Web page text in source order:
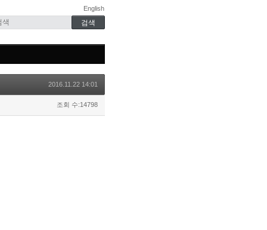
English
2016.11.22 14:01
조회 수:14798